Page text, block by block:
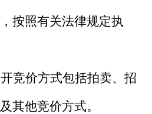
按照有关法律规定执
竞价方式包括拍卖、招
其他竞价方式。